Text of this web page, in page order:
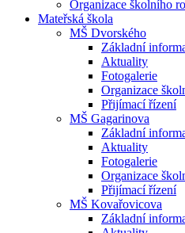
Organizace školního
Mateřská škola
MŠ Dvorského
Základní
Aktuality
Fotogalerie
Organizace
Přijímací řízení
MŠ Gagarinova
Základní
Aktuality
Fotogalerie
Organizace
Přijímací řízení
MŠ Kovařovicova
Základní